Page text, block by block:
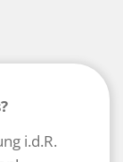
i.d.R.